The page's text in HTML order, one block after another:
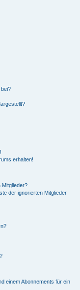
erhalten!
Mitglieder?
der ignorierten Mitglieder
einem Abonnements für ein